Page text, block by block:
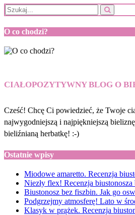
O co chodzi?
CIAŁOPOZYTYWNY BLOG O
Cześć! Chcę Ci powiedzieć, że Twoje
najwygodniejszą i najpiękniejszą
bieliźnianą herbatkę! :-)
Ostatnie wpisy
Miodowe amaretto. Recenzja
Niezły flex! Recenzja
Biustonosz bez fiszbin. Jak go
Podgrzejmy atmosferę! Lato w
Klasyk w prążek. Recenzja